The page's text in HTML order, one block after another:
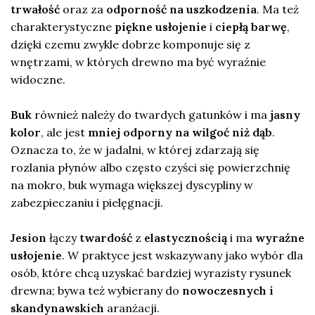
trwałość oraz za odporność na uszkodzenia. Ma też
charakterystyczne piękne usłojenie i ciepłą barwę,
dzięki czemu zwykle dobrze komponuje się z
wnętrzami, w których drewno ma być wyraźnie
widoczne.
Buk również należy do twardych gatunków i ma jasny
kolor, ale jest mniej odporny na wilgoć niż dąb.
Oznacza to, że w jadalni, w której zdarzają się
rozlania płynów albo często czyści się powierzchnię
na mokro, buk wymaga większej dyscypliny w
zabezpieczaniu i pielęgnacji.
Jesion łączy twardość z elastycznością i ma wyraźne
usłojenie. W praktyce jest wskazywany jako wybór dla
osób, które chcą uzyskać bardziej wyrazisty rysunek
drewna; bywa też wybierany do nowoczesnych i
skandynawskich aranżacji.